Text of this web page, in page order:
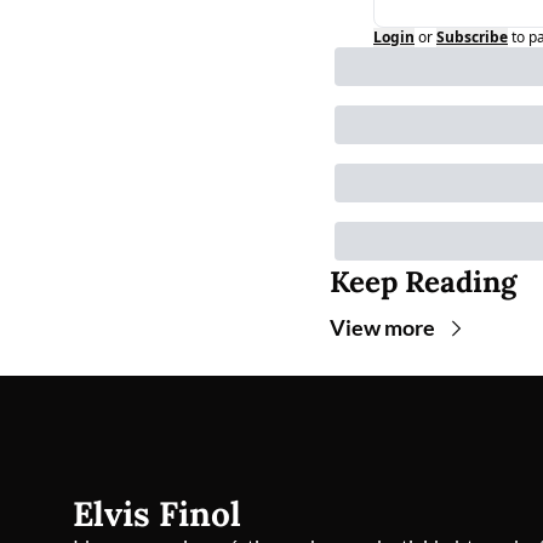
Login orSubscribeto
Keep Reading
View more
Elvis Finol